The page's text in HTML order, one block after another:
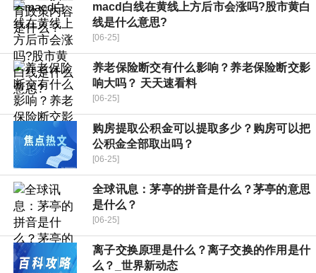
macd白线在黄线上方后市会涨吗?股市黄白
线是什么意思?
[06-25]
养老保险断交有什么影响？养老保险断交影
响大吗？ 天天速看料
[06-25]
购房提取公积金可以提取多少？购房可以把
公积金全部取出吗？
[06-25]
全球讯息：茅亭的拼音是什么？茅亭的意思
是什么？
[06-25]
离子交换原理是什么？离子交换的作用是什
么？_世界新动态